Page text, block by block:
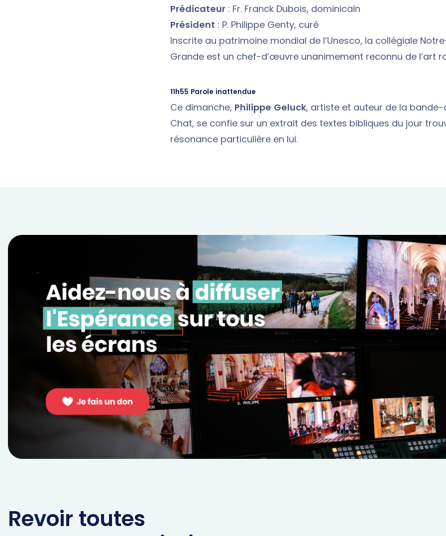
Prédicateur : Fr. Franck Dubois, dominicain
Président : P. Philippe Genty, curé
Inscrite au patrimoine mondial de l’Unesco, la collégiale
Grande est un chef-d’œuvre unanimement reconnu de l’art
11h55 Parole inattendue
Ce dimanche, Philippe Geluck, artiste et auteur de la bande-
Chat, se confie sur un extrait des textes bibliques du jour
résonance particulière en lui.
Revoir toutes